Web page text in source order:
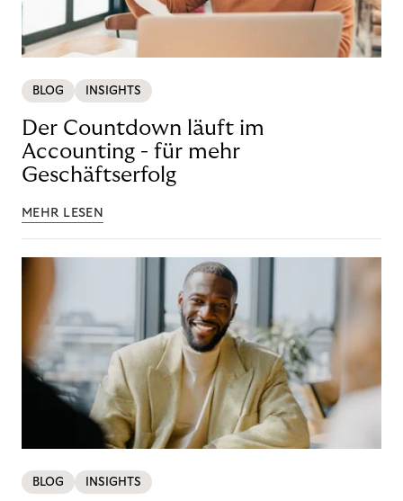
BLOG INSIGHTS
Der Countdown läuft im
Accounting - für mehr
Geschäftserfolg
MEHR LESEN
BLOG INSIGHTS